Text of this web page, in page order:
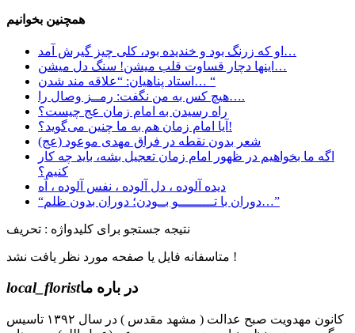
همچنین بخوانیم
او که زرنگ بود و خندیده بود، کلی چیز گیرش آمد…
اینها دچار قساوت قلب میشن! سنگ دل میشن…
استاد پناهیان: “علاقه مند شدن… “
هیچ کس به من نگفت: رمــز وصال را….
راه رسیدن به امام زمان عج چیست؟
آیا امام زمان هم به ما چنین می‌گوید؟!
شعر بدون نقطه در فراق مهدی موعود (عج)
اگه ما بخواهیم در ظهور امام زمان تعجیل بشه، باید چه کار
کنیم؟
دیده آلوده ، دل آلوده ، نفس آلوده ، آه
“دوران با تـــــــــو بــودن؛ دوران بدون ظلم…”
نتیجه جستجو برای کلیدواژه : تحریف
متاسفانه فایل یا صفحه مورد نظر یافت نشد !
local_floristدر باره ما
کانون مهدویت صبح عدالت ( مشهد مقدس ) در سال ۱۳۹۲ تاسیس